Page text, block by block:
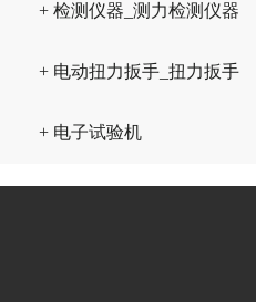
+ 检测仪器_测力检测仪器
+ 电动扭力扳手_扭力扳手
+ 电子试验机